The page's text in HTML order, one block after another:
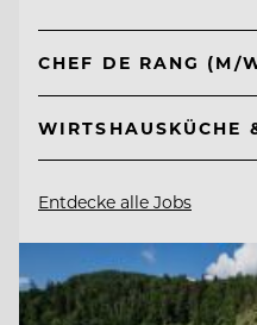
CHEF DE RANG (M/
WIRTSHAUSKÜCHE
Entdecke alle Jobs